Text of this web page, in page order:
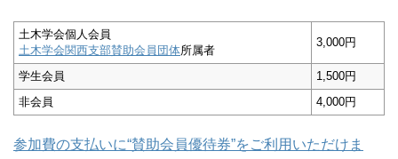
土木学会個人会員
土木学会関西支部賛助会員団体所属者
3,000円
学生会員
1,500円
非会員
4,000円
参加費の支払いに“賛助会員優待券”をご利用いただけま